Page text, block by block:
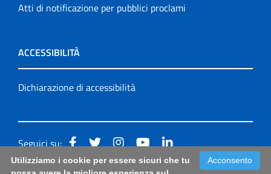
Atti di notificazione per pubblici proclami
ACCESSIBILITÀ
Dichiarazione di accessibilità
Seguici su:
Acconsento
Utilizziamo i cookie per essere sicuri che tu